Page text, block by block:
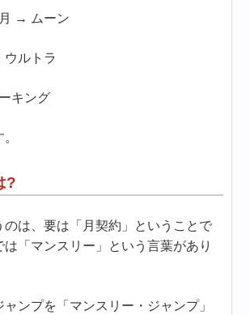
→ ムーン
ルトラ
キング
?
のは、要は「月契約」ということで
「マンスリー」という言葉があり
ンプを「マンスリー・ジャンプ」